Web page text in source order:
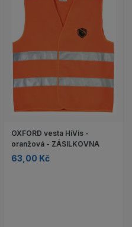
OXFORD vesta HiVis -
oranžová - ZÁSILKOVNA
63,00 Kč